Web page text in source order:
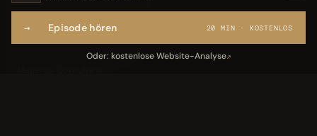
Webseite per Sprache
→ Episode hören 20 MIN · KOSTENLOS
Oder: kostenlose Website-Analyse↗